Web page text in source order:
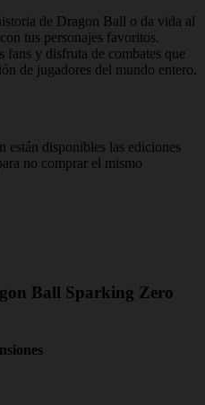
de Dragon Ball o da vida al
tus personajes favoritos.
fans y disfruta de combates que
de jugadores del mundo entero.
están disponibles las ediciones
no comprar el mismo
Ball Sparking Zero